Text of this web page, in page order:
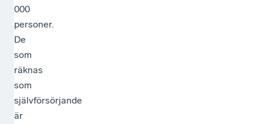
000
personer.
De
som
räknas
som
självförsörjande
är